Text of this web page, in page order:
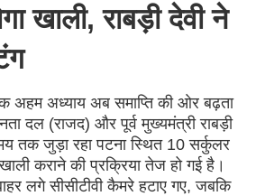
खाली, राबड़ी देवी ने
अहम अध्याय अब समाप्ति की ओर बढ़ता
दल (राजद) और पूर्व मुख्यमंत्री राबड़ी
तक जुड़ा रहा पटना स्थित 10 सर्कुलर
कराने की प्रक्रिया तेज हो गई है।
लगे सीसीटीवी कैमरे हटाए गए, जबकि